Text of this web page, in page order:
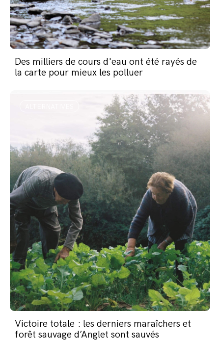
Des milliers de cours d'eau ont été rayés de
la carte pour mieux les polluer
Victoire totale : les derniers maraîchers et
forêt sauvage d’Anglet sont sauvés